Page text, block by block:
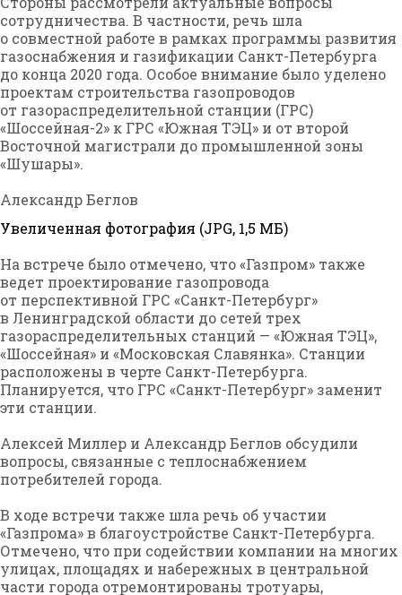
сотрудничества. В частности, речь шла
о совместной работе в рамках программы развития
газоснабжения и газификации Санкт-Петербурга
до конца 2020 года. Особое внимание было уделено
проектам строительства газопроводов
от газораспределительной станции (ГРС)
«Шоссейная-2» к ГРС «Южная ТЭЦ» и от второй
Восточной магистрали до промышленной зоны
«Шушары».
Александр Беглов
Увеличенная фотография (JPG, 1,5 МБ)
На встрече было отмечено, что «Газпром» также
ведет проектирование газопровода
от перспективной ГРС «Санкт-Петербург»
в Ленинградской области до сетей трех
газораспределительных станций — «Южная ТЭЦ»,
«Шоссейная» и «Московская Славянка». Станции
расположены в черте Санкт-Петербурга.
Планируется, что ГРС «Санкт-Петербург» заменит
эти станции.
Алексей Миллер и Александр Беглов обсудили
вопросы, связанные с теплоснабжением
потребителей города.
В ходе встречи также шла речь об участии
«Газпрома» в благоустройстве Санкт-Петербурга.
Отмечено, что при содействии компании на многих
улицах, площадях и набережных в центральной
части города отремонтированы тротуары,